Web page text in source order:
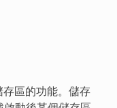
存區的功能。儲存